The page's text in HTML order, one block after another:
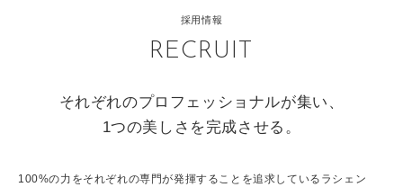
採用情報
RECRUIT
それぞれのプロフェッショナルが集い、
1つの美しさを完成させる。
100%の力をそれぞれの専門が発揮することを追求しているラシェン